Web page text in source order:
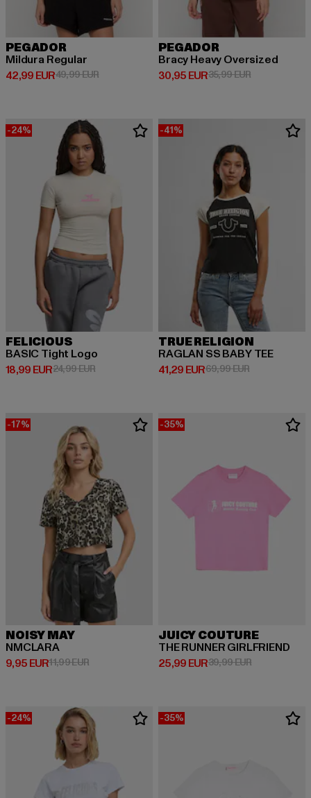
PEGADOR
Mildura Regular
42,99 EUR
Ajankohtainen hinta: 42,99 EUR
49,99 EURKampanjahinta: 49,99 EUR
PEGADOR
Bracy Heavy Oversized
30,95 EUR
Ajankohtainen hinta: 30,95 EUR
35,99 EUR
-24%
FELICIOUS
BASIC Tight Logo
18,99 EUR
Ajankohtainen hinta: 18,99 EUR
24,99 EURKampanjahinta: 24,99 EUR
-41%
TRUE RELIGION
RAGLAN SS BABY TEE
41,29 EUR
Ajankohtainen hinta: 41,29 EUR
69,99 EUR
-17%
NOISY MAY
NMCLARA
9,95 EUR
Ajankohtainen hinta: 9,95 EUR
11,99 EURKampanjahinta: 11,99 EUR
-35%
JUICY COUTURE
THE RUNNER GIRLFRIEND
25,99 EUR
Ajankohtainen hinta: 25,99 EUR
39,99 EUR
-24% -35%